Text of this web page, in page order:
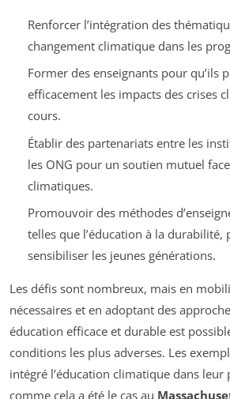
Renforcer l’intégration des
changement climatique dans les
Former des enseignants pour qu’ils
efficacement les impacts des crises
cours.
Établir des partenariats entre les
les ONG pour un soutien mutuel
climatiques.
Promouvoir des méthodes
telles que l’éducation à la durabilité,
sensibiliser les jeunes générations.
Les défis sont nombreux, mais en
nécessaires et en adoptant des
éducation efficace et durable est
conditions les plus adverses. Les
intégré l’éducation climatique dans
comme cela a été le cas au